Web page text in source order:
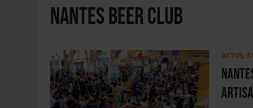
4 AOÛT 2026 DESPERADOS AVENIDA : 3 INNOVATIONS
4 AOÛT 2026 LA GÉNÉRATION Z ET LA MODÉRATION
31 JUILLET 2026 | PODCAST – BRASSERIE SAINTE
31 JUILLET 2026 | JUIN EN CHR : LA BIÈRE RESTE EN TÊTE,
nantes beer club
ACTUS,